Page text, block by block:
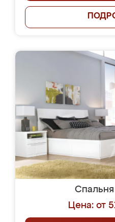
Цена: от